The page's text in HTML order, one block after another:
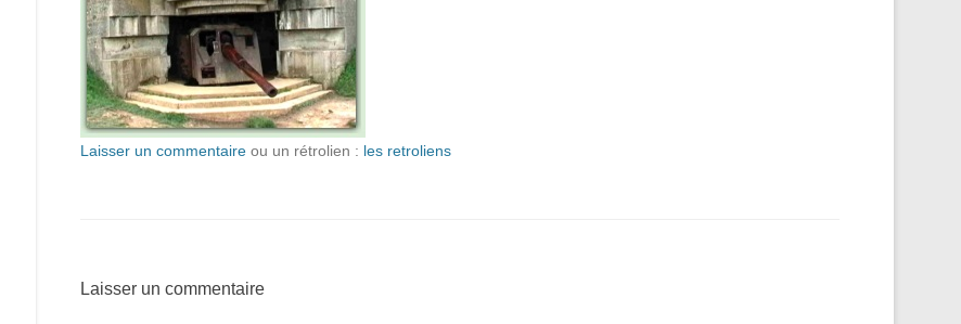
Laisser un commentaire ou un rétrolien : les retroliens
Laisser un commentaire